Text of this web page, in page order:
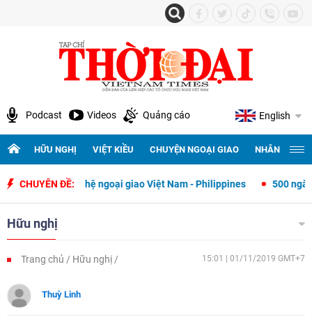
Podcast Videos Quảng cáo English
HỮU NGHỊ VIỆT KIỀU CHUYỆN NGOẠI GIAO NHÂN
CHUYÊN ĐỀ:
hệ ngoại giao Việt Nam - Philippines 500 ngày đêm tìm kiếm,
Hữu nghị
Trang chủ Hữu nghị 15:01 | 01/11/2019 GMT+7
Thuỳ Linh